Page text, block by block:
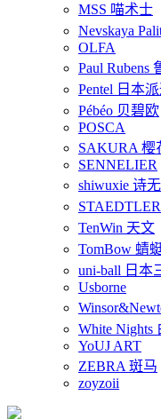
MSS 喵术士
Nevskaya
OLFA
Paul Rubens
Pentel 日本
Pébéo 贝碧欧
POSCA
SAKURA 樱
SENNELIER
shiwuxie 诗
TenWin 天文
TomBow 蜻
uni-ball 日本
Usborne
White Nights
YoUJ ART
ZEBRA 斑马
zoyzoii